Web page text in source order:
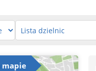
mapie